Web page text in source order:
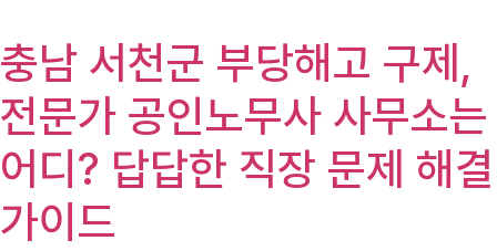
충남 서천군 부당해고 구제,
전문가 공인노무사 사무소는
어디? 답답한 직장 문제 해결
가이드